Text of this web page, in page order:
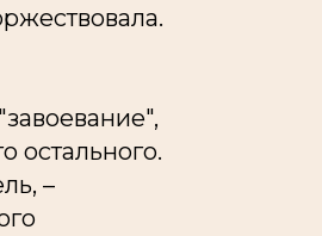
остального.
–